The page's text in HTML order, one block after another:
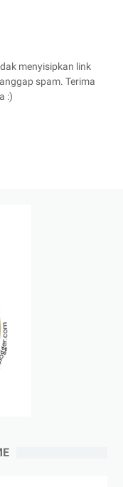
menyisipkan link
spam. Terima
:)